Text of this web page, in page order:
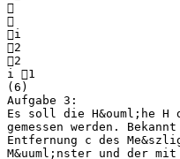


i
2
2
i 1
(6)
Aufgabe 3:
Es soll die H&ouml;he H
gemessen werden.
Entfernung c des
M&uuml;nster und der